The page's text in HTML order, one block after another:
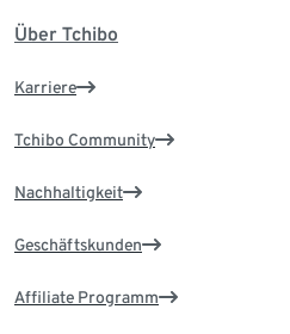
Über Tchibo
Karriere
Tchibo Community
Nachhaltigkeit
Geschäftskunden
Affiliate Programm